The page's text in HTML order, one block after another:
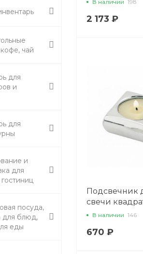
чай
для
и
для
и
для
посуда,
для блюд,
еды
В наличии 198
2 173 ₽
Подсвечник
свечи
REG
В наличии 146
670 ₽